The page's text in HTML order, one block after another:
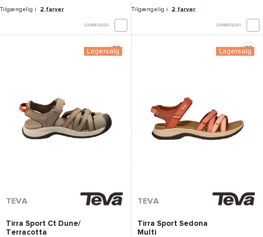
Tilgængelig i 2 farver
SAMMENLIGN
Tilgængelig i 2 farver
SAMMENLIGN
Lagersalg
TEVA
Tirra Sport Ct Dune/
Terracotta
Lagersalg
TEVA
Tirra Sport Sedona
Multi